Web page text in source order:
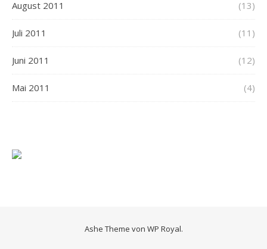
August 2011 (13)
Juli 2011 (11)
Juni 2011 (12)
Mai 2011 (4)
Ashe Theme von WP Royal.